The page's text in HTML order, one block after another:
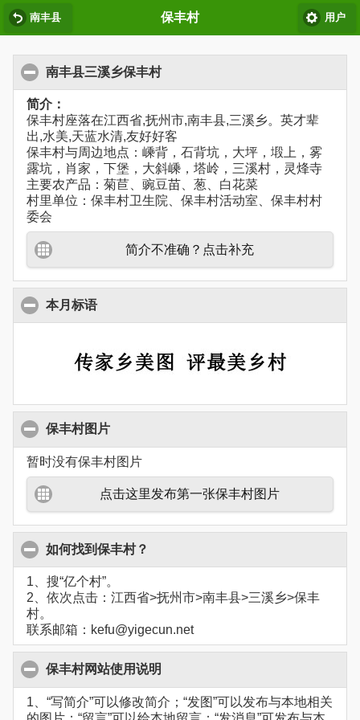
南丰县 保丰村 用户
南丰县三溪乡保丰村
简介：
保丰村座落在江西省,抚州市,南丰县,三溪乡。英才辈
出,水美,天蓝水清,友好好客
保丰村与周边地点：嵊背，石背坑，大坪，塅上，雾
露坑，肖家，下堡，大斜嵊，塔岭，三溪村，灵烽寺
主要农产品：菊苣、豌豆苗、葱、白花菜
村里单位：保丰村卫生院、保丰村活动室、保丰村村
委会
简介不准确？点击补充
本月标语
保丰村图片
暂时没有保丰村图片
点击这里发布第一张保丰村图片
如何找到保丰村？
1、搜“亿个村”。
2、依次点击：江西省>抚州市>南丰县>三溪乡>保丰
村。
联系邮箱：kefu@yigecun.net
保丰村网站使用说明
1、“写简介”可以修改简介；“发图”可以发布与本地相关